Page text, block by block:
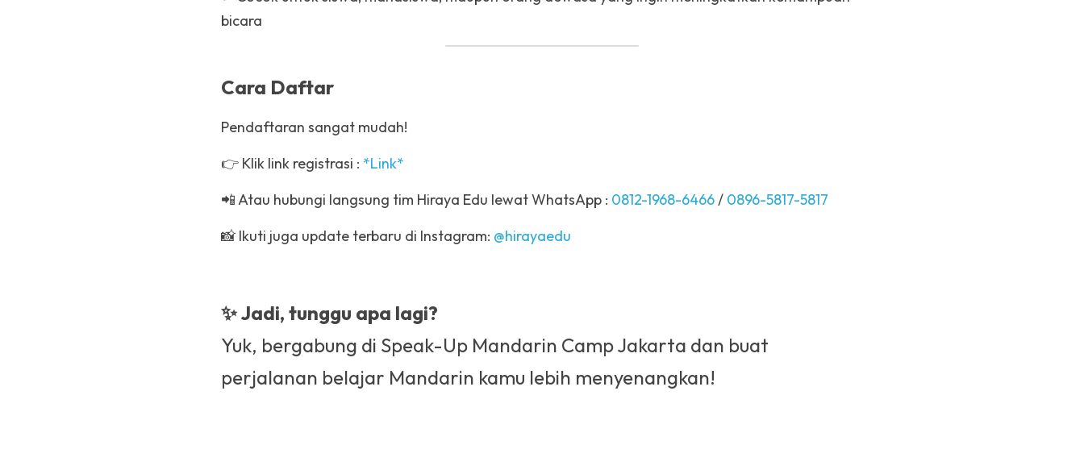
✔ Cocok untuk siswa, mahasiswa, maupun orang dewasa yang ingin meningkatkan kemampuan
Cara Daftar
Pendaftaran sangat mudah!
👉 Klik link registrasi :
📲 Atau hubungi langsung tim Hiraya Edu lewat WhatsApp :
📸 Ikuti juga update terbaru di Instagram:
@hirayaedu
✨ Jadi, tunggu apa lagi?
Yuk, bergabung di Speak-Up Mandarin Camp Jakarta dan buat
perjalanan belajar Mandarin kamu lebih menyenangkan!